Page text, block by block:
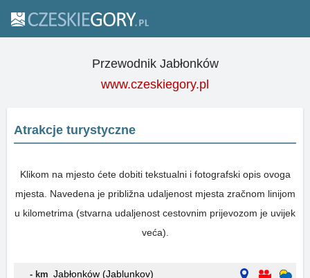
Przewodnik Jabłonków
www.czeskiegory.pl
Atrakcje turystyczne
Klikom na mjesto ćete dobiti tekstualni i fotografski opis ovoga
mjesta. Navedena je približna udaljenost mjesta zračnom linijom
u kilometrima (stvarna udaljenost cestovnim prijevozom je uvijek
veća).
- km Jabłonków (Jablunkov)